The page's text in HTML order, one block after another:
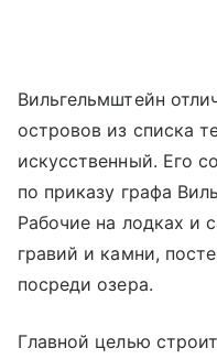
Вильгельмштейн
островов из списка
искусственный. Его
по приказу графа
Рабочие на лодках и
гравий и камни,
посреди озера.
Главной целью